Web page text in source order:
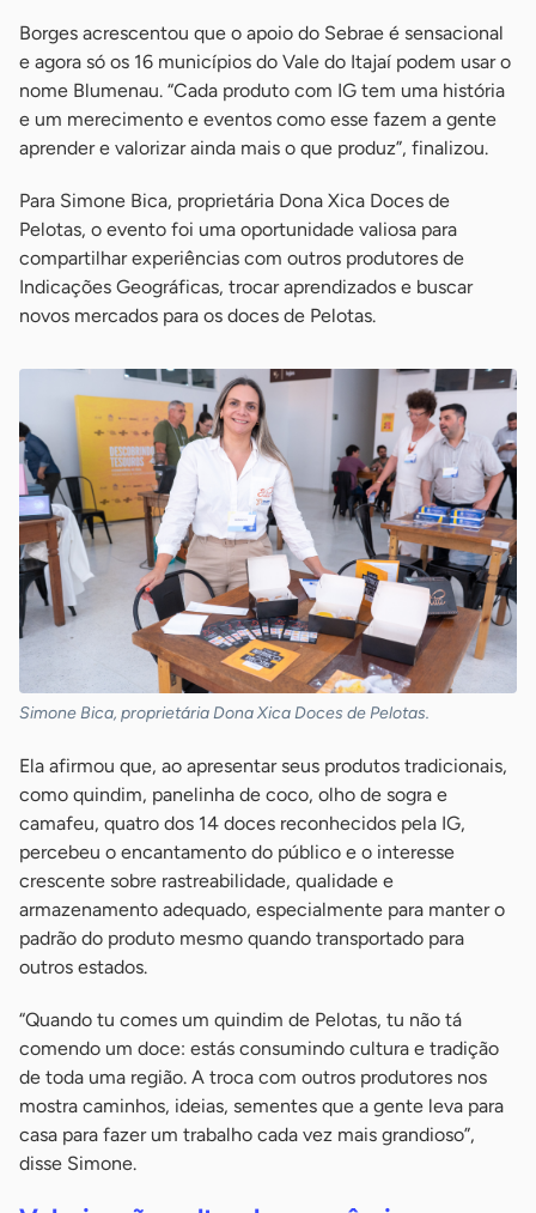
Borges acrescentou que o apoio do Sebrae é sensacional
e agora só os 16 municípios do Vale do Itajaí podem usar o
nome Blumenau. “Cada produto com IG tem uma história
e um merecimento e eventos como esse fazem a gente
aprender e valorizar ainda mais o que produz”, finalizou.
Para Simone Bica, proprietária Dona Xica Doces de
Pelotas, o evento foi uma oportunidade valiosa para
compartilhar experiências com outros produtores de
Indicações Geográficas, trocar aprendizados e buscar
novos mercados para os doces de Pelotas.
Simone Bica, proprietária Dona Xica Doces de Pelotas.
Ela afirmou que, ao apresentar seus produtos tradicionais,
como quindim, panelinha de coco, olho de sogra e
camafeu, quatro dos 14 doces reconhecidos pela IG,
percebeu o encantamento do público e o interesse
crescente sobre rastreabilidade, qualidade e
armazenamento adequado, especialmente para manter o
padrão do produto mesmo quando transportado para
outros estados.
“Quando tu comes um quindim de Pelotas, tu não tá
comendo um doce: estás consumindo cultura e tradição
de toda uma região. A troca com outros produtores nos
mostra caminhos, ideias, sementes que a gente leva para
casa para fazer um trabalho cada vez mais grandioso”,
disse Simone.